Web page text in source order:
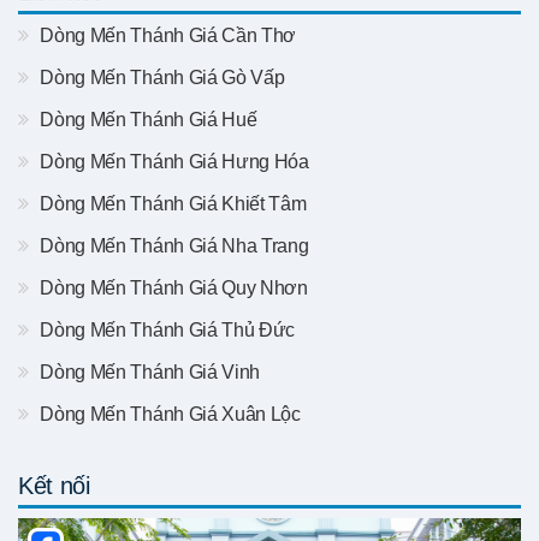
Dòng Mến Thánh Giá Cần Thơ
Dòng Mến Thánh Giá Gò Vấp
Dòng Mến Thánh Giá Huế
Dòng Mến Thánh Giá Hưng Hóa
Dòng Mến Thánh Giá Khiết Tâm
Dòng Mến Thánh Giá Nha Trang
Dòng Mến Thánh Giá Quy Nhơn
Dòng Mến Thánh Giá Thủ Đức
Dòng Mến Thánh Giá Vinh
Dòng Mến Thánh Giá Xuân Lộc
Kết nối